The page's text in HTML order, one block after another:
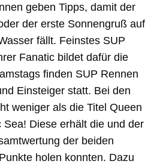
geben Tipps, damit der
der erste Sonnengruß auf
fällt. Feinstes SUP
Fanatic bildet dafür die
finden SUP Rennen
Einsteiger statt. Bei den
weniger als die Titel Queen
Sea! Diese erhält die und der
der beiden
holen konnten. Dazu